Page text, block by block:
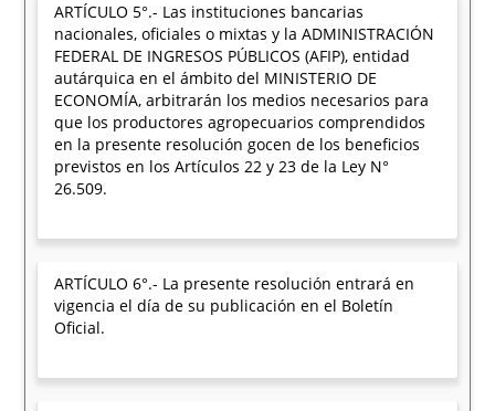
ARTÍCULO 5°.- Las instituciones bancarias
nacionales, oficiales o mixtas y la ADMINISTRACIÓN
FEDERAL DE INGRESOS PÚBLICOS (AFIP), entidad
autárquica en el ámbito del MINISTERIO DE
ECONOMÍA, arbitrarán los medios necesarios para
que los productores agropecuarios comprendidos
en la presente resolución gocen de los beneficios
previstos en los Artículos 22 y 23 de la Ley N°
26.509.
ARTÍCULO 6°.- La presente resolución entrará en
vigencia el día de su publicación en el Boletín
Oficial.